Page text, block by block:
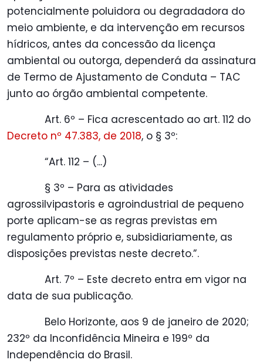
potencialmente poluidora ou degradadora do
meio ambiente, e da intervenção em recursos
hídricos, antes da concessão da licença
ambiental ou outorga, dependerá da assinatura
de Termo de Ajustamento de Conduta – TAC
junto ao órgão ambiental competente.
Art. 6º – Fica acrescentado ao art. 112 do
Decreto nº 47.383, de 2018, o § 3º:
“Art. 112 – (...)
§ 3º – Para as atividades
agrossilvipastoris e agroindustrial de pequeno
porte aplicam-se as regras previstas em
regulamento próprio e, subsidiariamente, as
disposições previstas neste decreto.”.
Art. 7º – Este decreto entra em vigor na
data de sua publicação.
Belo Horizonte, aos 9 de janeiro de 2020;
232º da Inconfidência Mineira e 199º da
Independência do Brasil.